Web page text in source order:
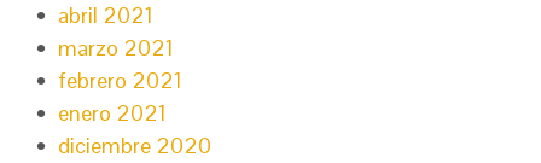
abril 2021
marzo 2021
febrero 2021
enero 2021
diciembre 2020